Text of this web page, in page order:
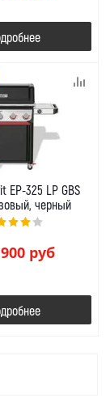
EP-325 LP GBS
черный
руб